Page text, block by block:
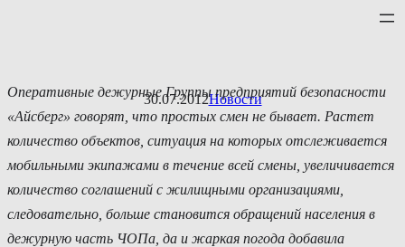
30.07.2012Новости
Оперативные дежурные Группы предприятий безопасности
«Айсберг» говорят, что простых смен не бывает. Растет
количество объектов, ситуация на которых отслеживается
мобильными экипажами в течение всей смены, увеличивается
количество соглашений с жилищными организациями,
следовательно, больше становится обращений населения в
дежурную часть ЧОПа, да и жаркая погода добавила